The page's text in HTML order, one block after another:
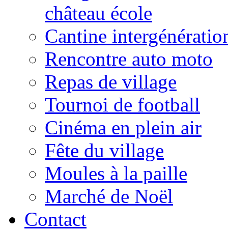
château école
Cantine
Rencontre auto moto
Repas de village
Tournoi de football
Cinéma en plein air
Fête du village
Moules à la paille
Marché de Noël
Contact